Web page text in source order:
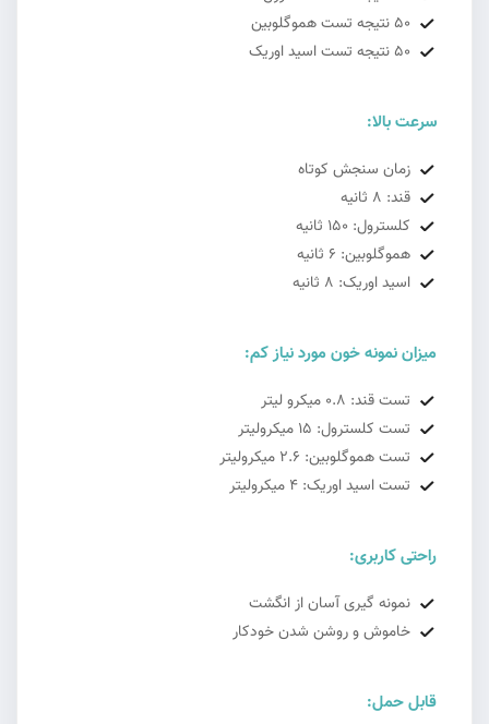
50 نتیجه تست هموگلوبین
50 نتیجه تست اسید اوریک
سرعت بالا:
زمان سنجش کوتاه
قند: 8 ثانیه
کلسترول: 150 ثانیه
هموگلوبین: 6 ثانیه
اسید اوریک: 8 ثانیه
میزان نمونه خون مورد نیاز کم:
تست قند: 0.8 میکرو لیتر
تست کلسترول: 15 میکرولیتر
تست هموگلوبین: 2.6 میکرولیتر
تست اسید اوریک: 4 میکرولیتر
راحتی کاربری:
نمونه گیری آسان از انگشت
خاموش و روشن شدن خودکار
قابل حمل: